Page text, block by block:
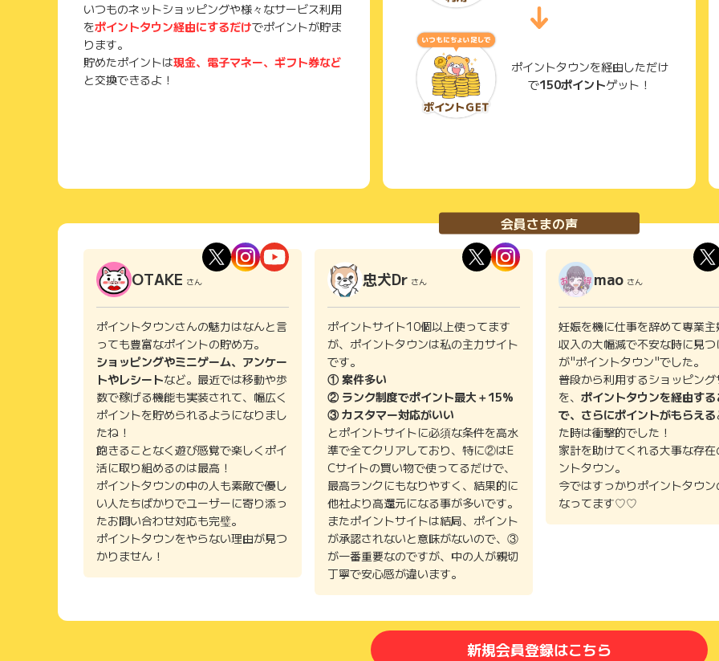
いつものネットショッピングや様々なサービス利用
をポイントタウン経由にするだけでポイントが貯ま
ります。
貯めたポイントは現金、電子マネー、ギフト券など
と交換できるよ！
ポイントタウンを経由しただけ
で150ポイントゲット！
会員さまの声
OTAKE さん
ポイントタウンさんの魅力はなんと言
っても豊富なポイントの貯め方。
ショッピングやミニゲーム、アンケー
トやレシートなど。最近では移動や歩
数で稼げる機能も実装されて、幅広く
ポイントを貯められるようになりまし
たね！
飽きることなく遊び感覚で楽しくポイ
活に取り組めるのは最高！
ポイントタウンの中の人も素敵で優し
い人たちばかりでユーザーに寄り添っ
たお問い合わせ対応も完璧。
ポイントタウンをやらない理由が見つ
かりません！
忠犬Dr さん
ポイントサイト10個以上使ってます
が、ポイントタウンは私の主力サイト
です。
① 案件多い
② ランク制度でポイント最大＋15%
③ カスタマー対応がいい
とポイントサイトに必須な条件を高水
準で全てクリアしており、特に②はE
Cサイトの買い物で使ってるだけで、
最高ランクにもなりやすく、結果的に
他社より高還元になる事が多いです。
またポイントサイトは結局、ポイント
が承認されないと意味がないので、③
が一番重要なのですが、中の人が親切
丁寧で安心感が違います。
mao さん
妊娠を機に仕事を辞めて専業主
収入の大幅減で不安な時に見つ
が"ポイントタウン"でした。
普段から利用するショッピング
を、 ポイントタウンを経由する
で、さらにポイントがもらえる
た時は衝撃的でした！
家計を助けてくれる大事な存在
ントタウン。
今ではすっかりポイントタウン
なってます♡♡
新規会員登録はこちら